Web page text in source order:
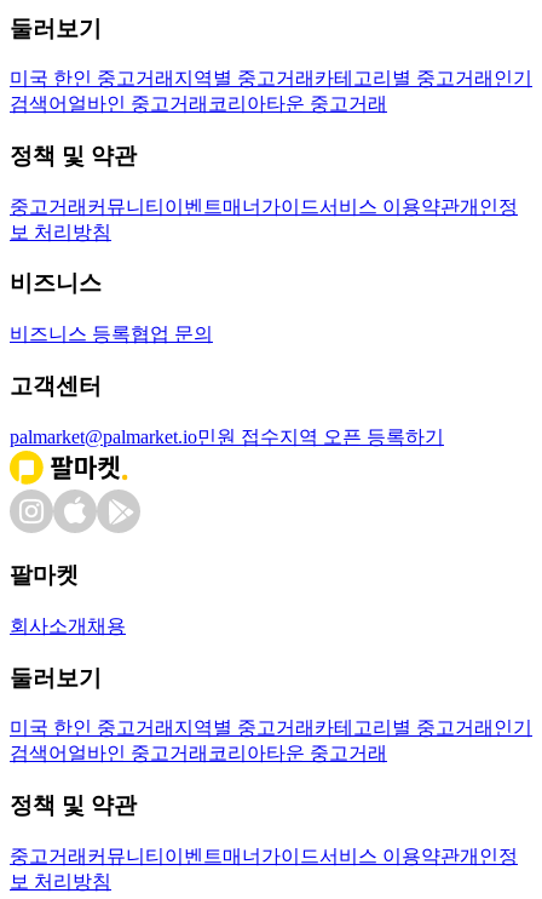
둘러보기
미국 한인 중고거래 지역별 중고거래 카테고리별 중고거래 인기
검색어 얼바인 중고거래 코리아타운 중고거래
정책 및 약관
중고거래 커뮤니티 이벤트매너가이드서비스 이용약관개인정
보 처리방침
비즈니스
비즈니스 등록협업 문의
고객센터
palmarket@palmarket.io민원 접수지역 오픈 등록하기
팔마켓
회사소개 채용
둘러보기
미국 한인 중고거래 지역별 중고거래 카테고리별 중고거래 인기
검색어 얼바인 중고거래 코리아타운 중고거래
정책 및 약관
중고거래 커뮤니티 이벤트매너가이드서비스 이용약관개인정
보 처리방침